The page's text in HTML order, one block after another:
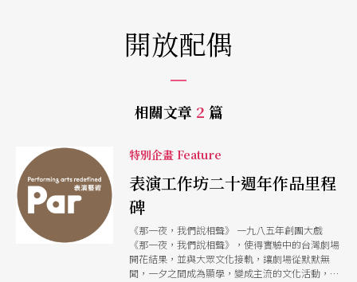
開放配偶
相關文章 2 篇
特別企畫 Feature
表演工作坊二十週年作品里程
碑
《那一夜，我們說相聲》 一九八五年創團大戲
《那一夜，我們說相聲》，使得實驗中的台灣劇場
開花結果，並與大眾文化接軌，讓劇場從默默無
聞，一夕之間成為顯學，變成主流的文化活動，也